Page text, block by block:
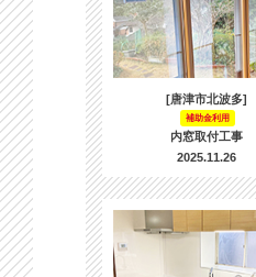
[唐津市北波多]
補助金利用
内窓取付工事
2025.11.26